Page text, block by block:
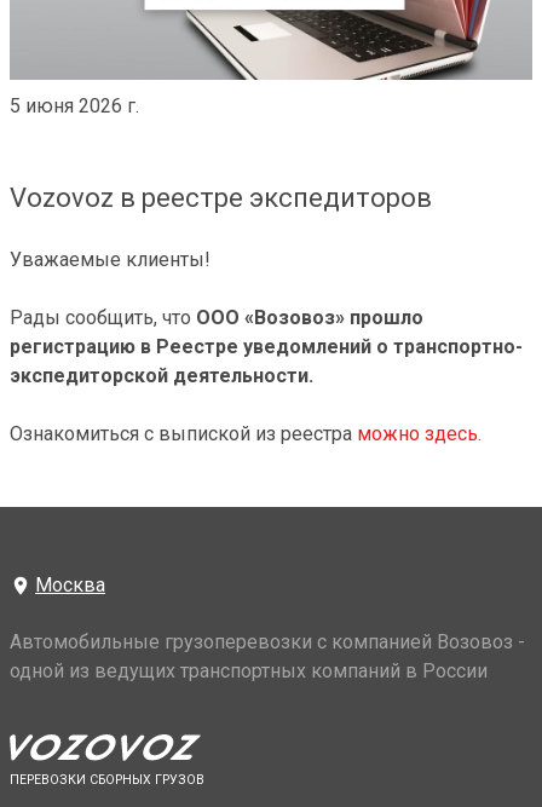
5 июня 2026 г.
Vozovoz в реестре экспедиторов
Уважаемые клиенты!
Рады сообщить, что ООО «Возовоз» прошло
регистрацию в Реестре уведомлений о транспортно-
экспедиторской деятельности.
Ознакомиться с выпиской из реестра можно здесь.
Москва
Автомобильные грузоперевозки с компанией Возовоз -
одной из ведущих транспортных компаний в России
ПЕРЕВОЗКИ СБОРНЫХ ГРУЗОВ